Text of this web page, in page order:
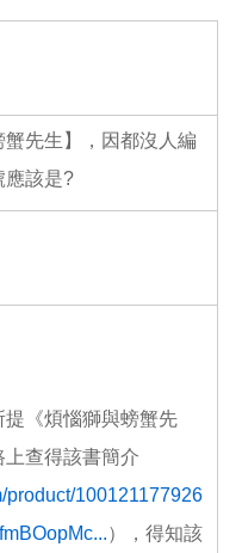
o
先生】，因都沒人編
應該是?
《煩惱獅與螃蟹先
查得該書簡介
product/100121177926
），得知該